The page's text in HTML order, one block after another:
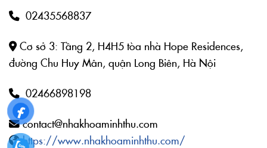
02435568837
Cơ sở 3: Tầng 2, H4H5 tòa nhà Hope Residences,
đường Chu Huy Mân, quận Long Biên, Hà Nội
02466898198
contact@nhakhoaminhthu.com
https://www.nhakhoaminhthu.com/